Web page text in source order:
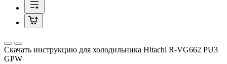
Скачать инструкцию для холодильника Hitachi R-VG662 PU3
GPW